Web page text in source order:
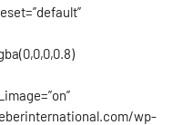
wp-